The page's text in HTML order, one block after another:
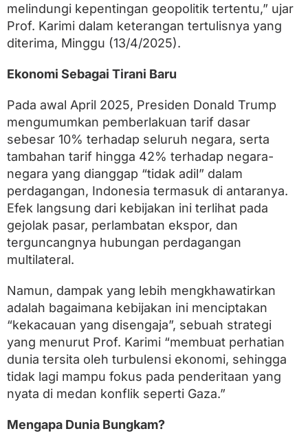
a
a
n
j
d
K
o
b
a
n
melindungi kepentingan geopolitik tertentu,” ujar
Prof. Karimi dalam keterangan tertulisnya yang
diterima, Minggu (13/4/2025).
Ekonomi Sebagai Tirani Baru
Pada awal April 2025, Presiden Donald Trump
mengumumkan pemberlakuan tarif dasar
sebesar 10% terhadap seluruh negara, serta
tambahan tarif hingga 42% terhadap negara-
negara yang dianggap “tidak adil” dalam
perdagangan, Indonesia termasuk di antaranya.
Efek langsung dari kebijakan ini terlihat pada
gejolak pasar, perlambatan ekspor, dan
terguncangnya hubungan perdagangan
multilateral.
Namun, dampak yang lebih mengkhawatirkan
adalah bagaimana kebijakan ini menciptakan
“kekacauan yang disengaja”, sebuah strategi
yang menurut Prof. Karimi “membuat perhatian
dunia tersita oleh turbulensi ekonomi, sehingga
tidak lagi mampu fokus pada penderitaan yang
nyata di medan konflik seperti Gaza.”
Mengapa Dunia Bungkam?